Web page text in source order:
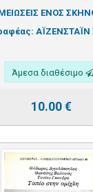
ΕΝΟΣ
ΑΪΖΕΝΣΤΑΪΝ
Άμεσα διαθέσιμο
10.00€